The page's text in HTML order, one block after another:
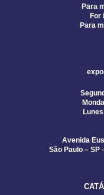
Para
For
Para
Avenida
São Paulo – SP